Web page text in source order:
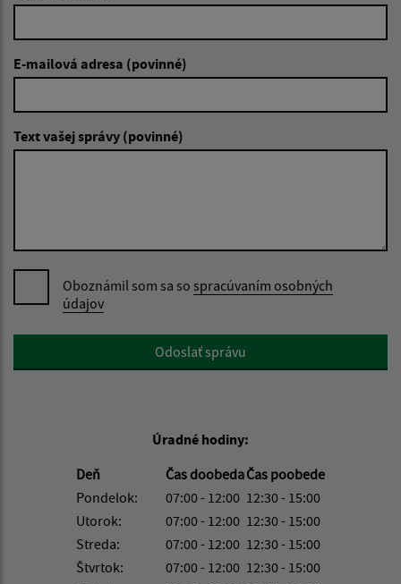
E-mailová adresa (povinné)
Text vašej správy (povinné)
Oboznámil som sa so spracúvaním osobných
údajov
Google reCaptcha ResponseOdoslať správu
Úradné hodiny:
Deň
Čas doobedaČas poobede
Pondelok:
07:00 - 12:00 12:30 - 15:00
Utorok:
07:00 - 12:00 12:30 - 15:00
Streda:
07:00 - 12:00 12:30 - 15:00
Štvrtok:
07:00 - 12:00 12:30 - 15:00